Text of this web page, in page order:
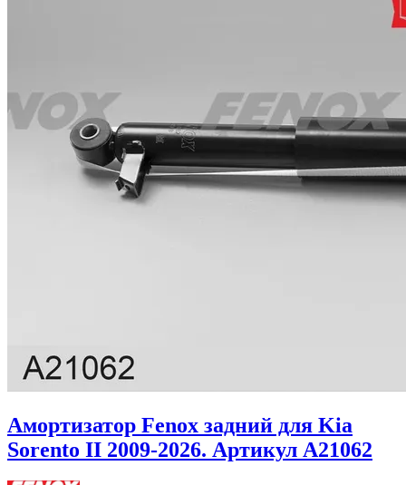
Амортизатор Fenox задний для Kia
Sorento II 2009-2026. Артикул A21062